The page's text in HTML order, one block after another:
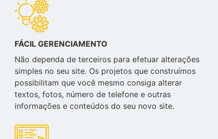
FÁCIL GERENCIAMENTO
Não dependa de terceiros para efetuar alterações
simples no seu site. Os projetos que construímos
possibilitam que você mesmo consiga alterar
textos, fotos, número de telefone e outras
informações e conteúdos do seu novo site.